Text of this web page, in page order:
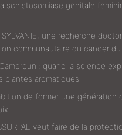
schistosomiase génitale
SYLVANIE, une recherche
communautaire du cancer
: quand la science
plantes aromatiques
de former une génération
veut faire de la